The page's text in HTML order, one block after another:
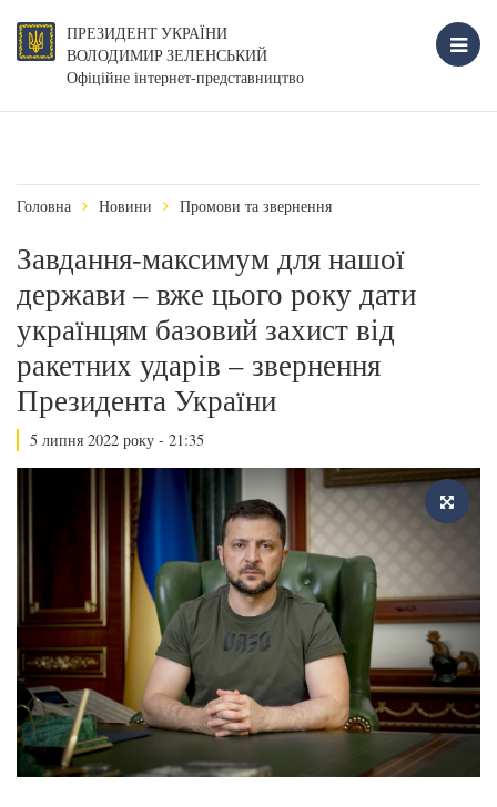
ПРЕЗИДЕНТ УКРАЇНИ
ВОЛОДИМИР ЗЕЛЕНСЬКИЙ
Офіційне інтернет-представництво
Головна Новини Промови та звернення
Завдання-максимум для нашої
держави – вже цього року дати
українцям базовий захист від
ракетних ударів – звернення
Президента України
5 липня 2022 року - 21:35